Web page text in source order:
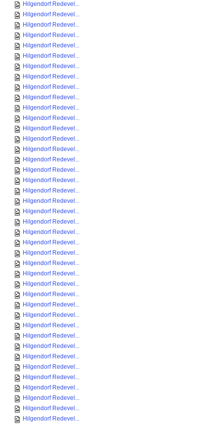
Hilgendorf Redevel...
Hilgendorf Redevel...
Hilgendorf Redevel...
Hilgendorf Redevel...
Hilgendorf Redevel...
Hilgendorf Redevel...
Hilgendorf Redevel...
Hilgendorf Redevel...
Hilgendorf Redevel...
Hilgendorf Redevel...
Hilgendorf Redevel...
Hilgendorf Redevel...
Hilgendorf Redevel...
Hilgendorf Redevel...
Hilgendorf Redevel...
Hilgendorf Redevel...
Hilgendorf Redevel...
Hilgendorf Redevel...
Hilgendorf Redevel...
Hilgendorf Redevel...
Hilgendorf Redevel...
Hilgendorf Redevel...
Hilgendorf Redevel...
Hilgendorf Redevel...
Hilgendorf Redevel...
Hilgendorf Redevel...
Hilgendorf Redevel...
Hilgendorf Redevel...
Hilgendorf Redevel...
Hilgendorf Redevel...
Hilgendorf Redevel...
Hilgendorf Redevel...
Hilgendorf Redevel...
Hilgendorf Redevel...
Hilgendorf Redevel...
Hilgendorf Redevel...
Hilgendorf Redevel...
Hilgendorf Redevel...
Hilgendorf Redevel...
Hilgendorf Redevel...
Hilgendorf Redevel...